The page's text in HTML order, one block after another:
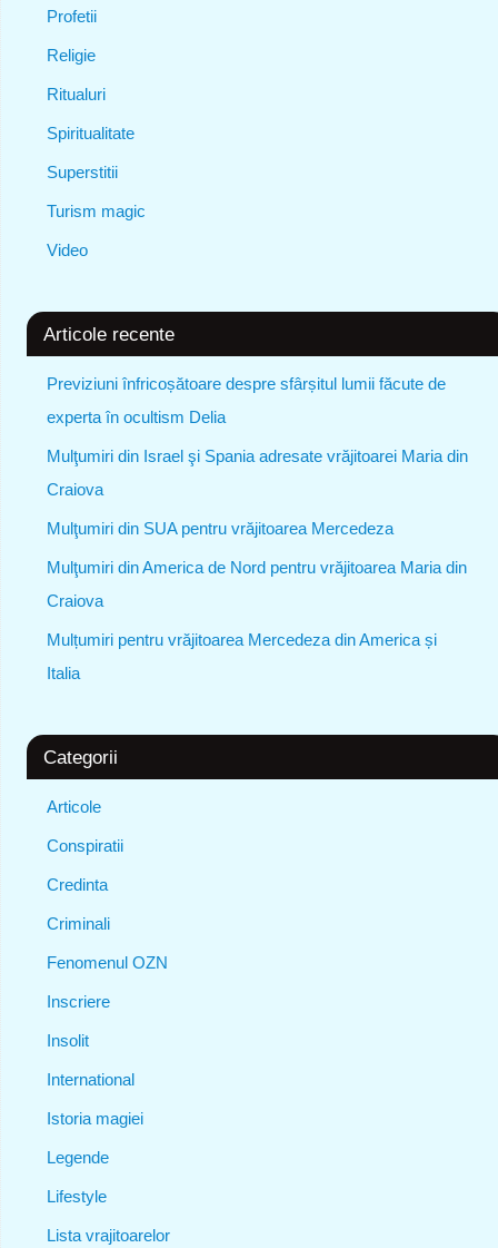
Profetii
Religie
Ritualuri
Spiritualitate
Superstitii
Turism magic
Video
Articole recente
Previziuni înfricoșătoare despre sfârșitul lumii făcute de
experta în ocultism Delia
Mulţumiri din Israel şi Spania adresate vrăjitoarei Maria din
Craiova
Mulţumiri din SUA pentru vrăjitoarea Mercedeza
Mulţumiri din America de Nord pentru vrăjitoarea Maria din
Craiova
Mulțumiri pentru vrăjitoarea Mercedeza din America și
Italia
Categorii
Articole
Conspiratii
Credinta
Criminali
Fenomenul OZN
Inscriere
Insolit
International
Istoria magiei
Legende
Lifestyle
Lista vrajitoarelor